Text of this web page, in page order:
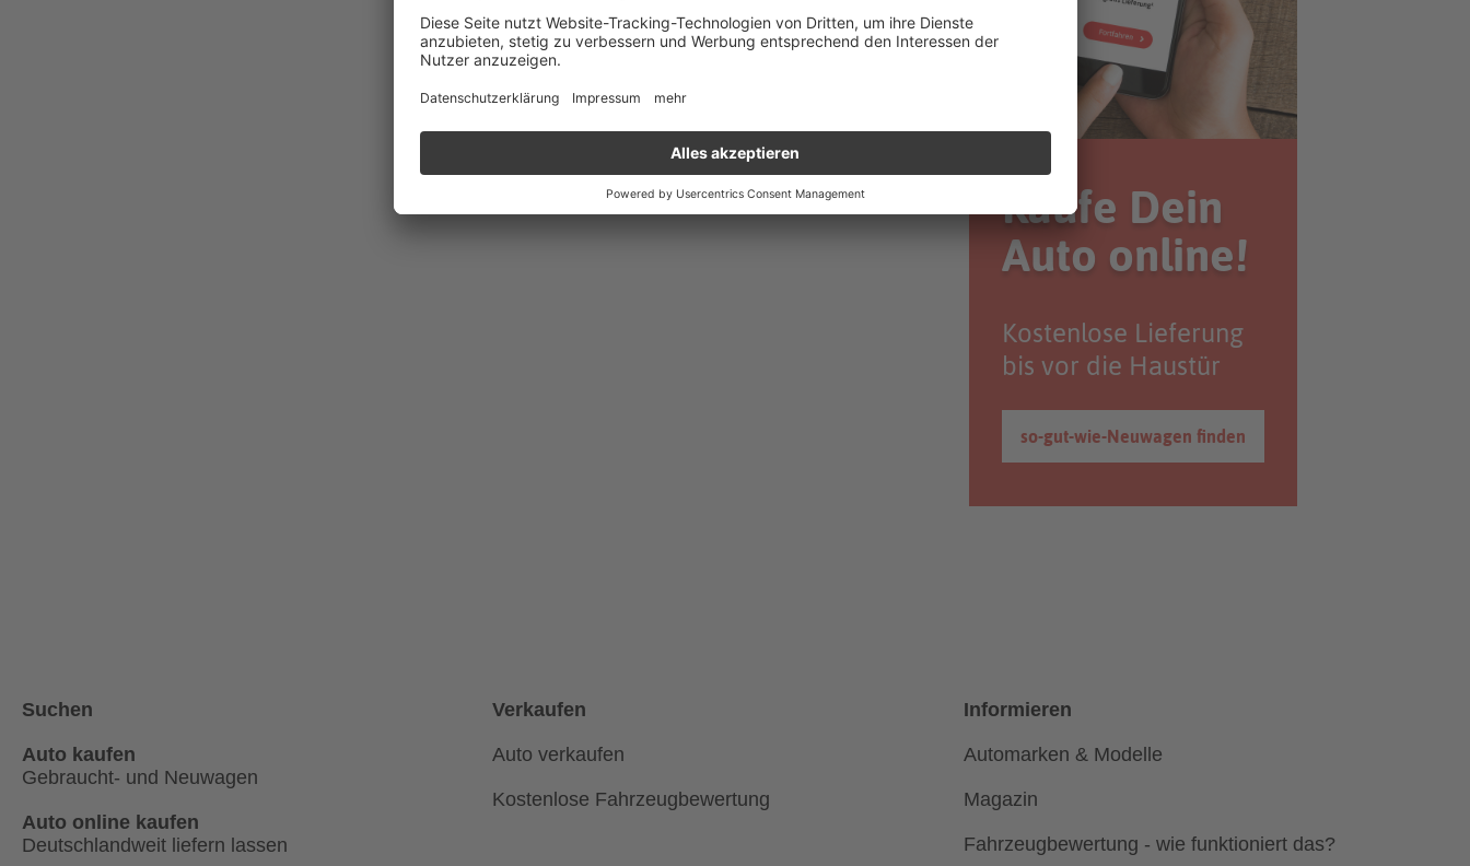
Kaufe Dein
Auto online!
Kostenlose Lieferung
bis vor die Haustür
so-gut-wie-Neuwagen finden
Suchen
Auto kaufen
Gebraucht- und Neuwagen
Auto online kaufen
Deutschlandweit liefern lassen
Verkaufen
Auto verkaufen
Kostenlose Fahrzeugbewertung
Informieren
Automarken & Modelle
Magazin
Fahrzeugbewertung - wie funktioniert das?